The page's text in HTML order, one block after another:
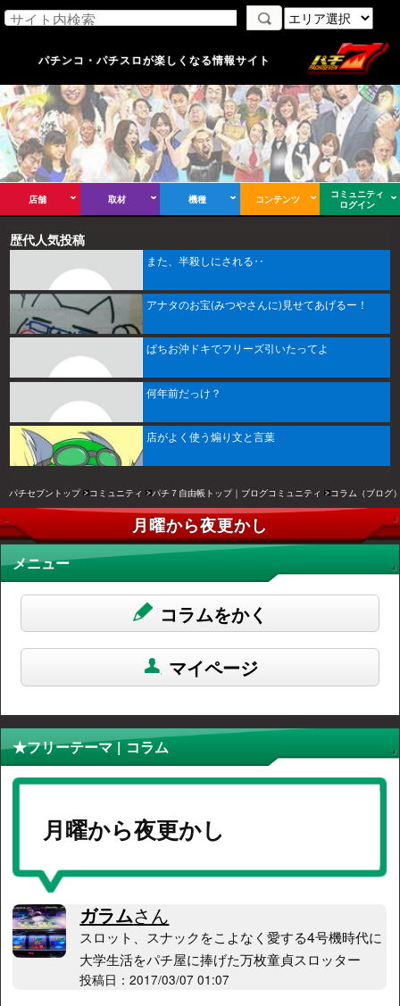
パチンコ・パチスロが楽しくなる情報サイト
店舗 取材 機種 コンテンツ
コミュニティ
ログイン
歴代人気投稿
また、半殺しにされる‥
アナタのお宝(みつやさんに)見せてあげるー！
ぱちお沖ドキでフリーズ引いたってよ
何年前だっけ？
店がよく使う煽り文と言葉
パチセブントップ コミュニティ パチ７自由帳トップ｜ブログコミュニティ コラム（ブログ
月曜から夜更かし
メニュー
コラムをかく
マイページ
★フリーテーマ | コラム
月曜から夜更かし
ガラムさん
スロット、スナックをこよなく愛する4号機時代に
大学生活をパチ屋に捧げた万枚童貞スロッター
投稿日：2017/03/07 01:07